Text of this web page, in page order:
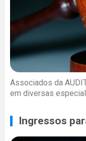
Associados da
em diversas
Ingressos